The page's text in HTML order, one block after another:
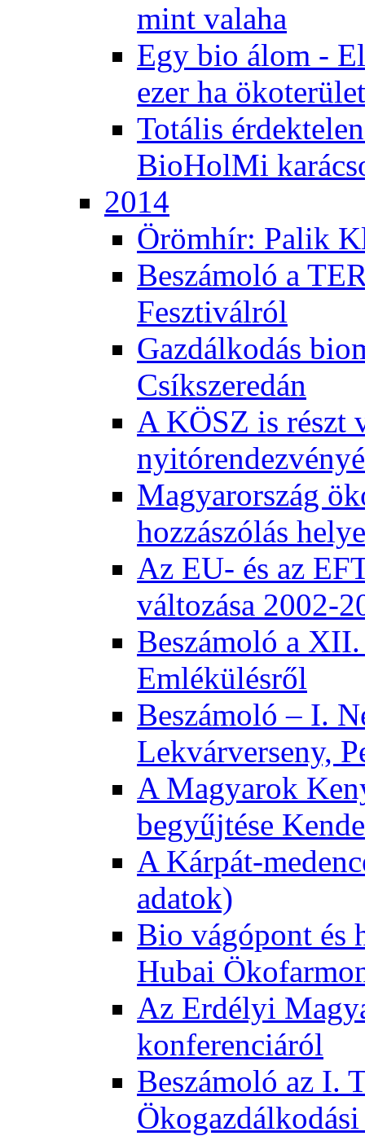
mint valaha
Egy bio álom -
ezer ha
Totális
BioHolMi
2014
Örömhír: Palik
Beszámoló a
Fesztiválról
Gazdálkodás
Csíkszeredán
A KÖSZ is részt
Magyarország
hozzászólás
Az EU- és az
változása 2002-
Beszámoló a
Emlékülésről
Beszámoló – I.
Lekvárverseny,
A Magyarok
begyűjtése
A Kárpát-
adatok)
Bio vágópont és
Hubai
Az Erdélyi
konferenciáról
Beszámoló az I.